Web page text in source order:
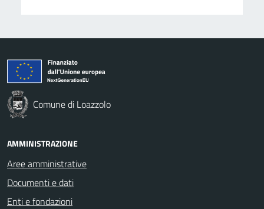
Comune di Loazzolo
AMMINISTRAZIONE
Aree amministrative
Documenti e dati
Enti e fondazioni